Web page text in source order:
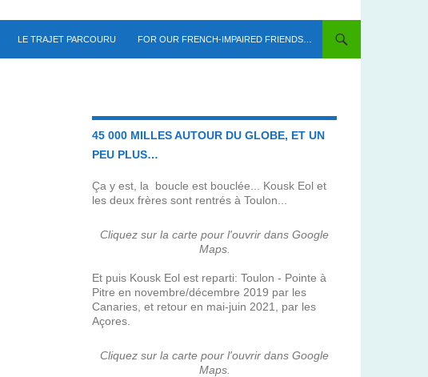
LE TRAJET PARCOURU FOR OUR FRENCH-IMPAIRED FRIENDS…
45 000 MILLES AUTOUR DU GLOBE, ET UN
PEU PLUS…
Ça y est, la boucle est bouclée... Kousk Eol et
les deux frères sont rentrés à Toulon...
Cliquez sur la carte pour l'ouvrir dans Google
Maps.
Et puis Kousk Eol est reparti: Toulon - Pointe à
Pitre en novembre/décembre 2019 par les
Canaries, et retour en mai-juin 2021, par les
Açores.
Cliquez sur la carte pour l'ouvrir dans Google
Maps.